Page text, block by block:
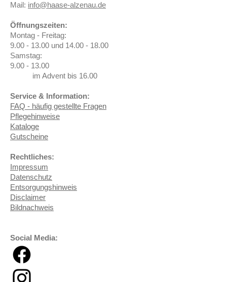
Mail: info@haase-alzenau.de
Öffnungszeiten:
Montag - Freitag:
9.00 - 13.00 und 14.00 - 18.00
Samstag:
9.00 - 13.00
im Advent bis 16.00
Service & Information:
FAQ - häufig gestellte Fragen
Pflegehinweise
Kataloge
Gutscheine
Rechtliches:
Impressum
Datenschutz
Entsorgungshinweis
Disclaimer
Bildnachweis
Social Media: